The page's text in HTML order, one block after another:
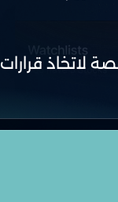
قرارات